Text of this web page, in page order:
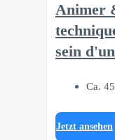
Animer
sein
Ca.
Jetzt ansehen